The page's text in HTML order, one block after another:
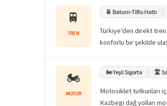
🚆
TREN
🚆 Batum-Tiflis Hattı
Türkiye’den direkt
konforlu bir şekilde
🏍️
MOTOR
🏍️ Yeşil Sigorta 🛣️
Motosiklet tutkunları
Kazbegi dağ yolları